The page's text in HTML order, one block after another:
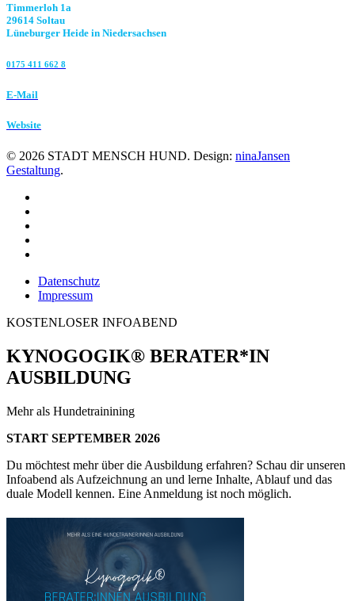
Timmerloh 1a
29614 Soltau
Lüneburger Heide in Niedersachsen
0175 411 662 8‬
E-Mail
Website
© 2026 STADT MENSCH HUND. Design: ninaJansen
Gestaltung.
Datenschutz
Impressum
KOSTENLOSER INFOABEND
KYNOGOGIK® BERATER*IN
AUSBILDUNG
Mehr als Hundetrainining
START SEPTEMBER 2026
Du möchtest mehr über die Ausbildung erfahren? Schau dir unseren
Infoabend als Aufzeichnung an und lerne Inhalte, Ablauf und das
duale Modell kennen. Eine Anmeldung ist noch möglich.